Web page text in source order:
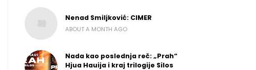
Nenad Smiljković: CIMER
ABOUT A MONTH AGO
Nada kao poslednja reč: „Prah“
Hjua Hauija i kraj trilogije Silos